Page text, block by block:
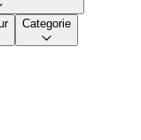
Categorie